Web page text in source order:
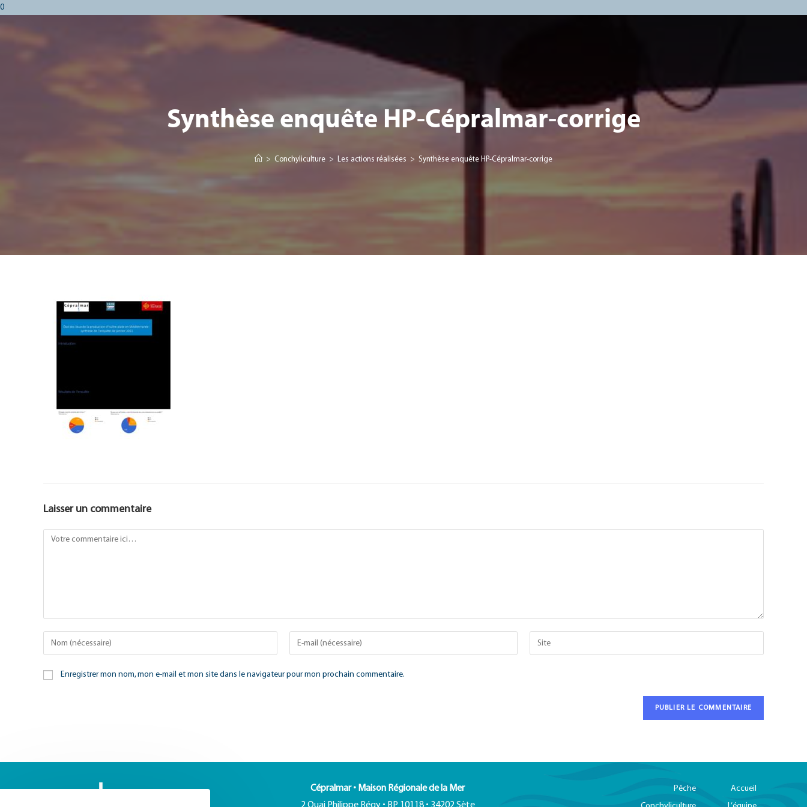
0
Synthèse enquête HP-Cépralmar-corrige
> Conchyliculture > Les actions réalisées > Synthèse enquête HP-Cépralmar-corrige
Laisser un commentaire
Enregistrer mon nom, mon e-mail et mon site dans le navigateur pour mon prochain commentaire.
Cépralmar • Maison Régionale de la Mer
2 Quai Philippe Régy • BP 10118 • 34202 Sète
Pêche Accueil